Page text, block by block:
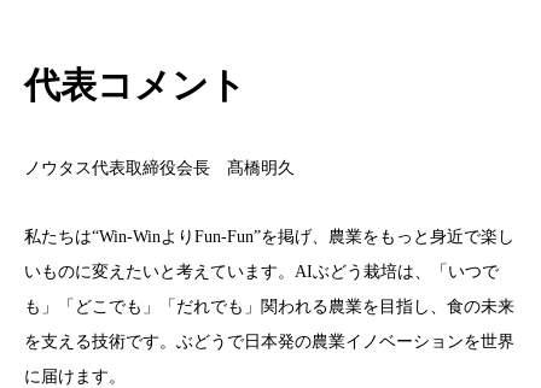
代表コメント
ノウタス代表取締役会長 髙橋明久
私たちは“Win-WinよりFun-Fun”を掲げ、農業をもっと身近で楽し
いものに変えたいと考えています。AIぶどう栽培は、「いつで
も」「どこでも」「だれでも」関われる農業を目指し、食の未来
を支える技術です。ぶどうで日本発の農業イノベーションを世界
に届けます。